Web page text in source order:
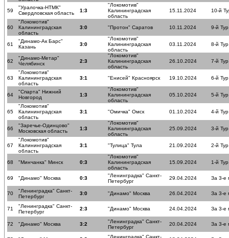
59
"Уралочка-НТМК"
Свердловская область
1:3
"Локомотив"
Калининградская
область
15.11.2024 10-й
60
"Локомотив"
Калининградская
область
3:0 "Протон" Саратов 10.11.2024 9-й Тур
61
"Динамо-Ак Барс"
Казань
3:0
"Локомотив"
Калининградская
область
03.11.2024 8-й Тур
62
"Динамо-Метар"
Челябинск
2:3
"Локомотив"
Калининградская
область
26.10.2024 7-й Тур
63
"Локомотив"
Калининградская
область
3:1 "Енисей" Красноярск 19.10.2024 6-й Тур
64
"Спарта" Нижний
Новгород
1:3
"Локомотив"
Калининградская
область
05.10.2024 5-й Тур
65
"Локомотив"
Калининградская
область
3:1 "Омичка" Омск 01.10.2024 4-й Тур
66
"Заречье-Одинцово"
Московская область
1:3
"Локомотив"
Калининградская
область
25.09.2024 3-й Тур
67
"Локомотив"
Калининградская
область
3:1 "Тулица" Тула 21.09.2024 2-й Тур
68 "Минчанка" Минск 0:3
"Локомотив"
Калининградская
область
15.09.2024 1-й Тур
69 "Динамо" Москва 0:3
"Ленинградка" Санкт-
Петербург
29.04.2024 За 3-е
70
"Ленинградка" Санкт-
Петербург
3:0 "Динамо" Москва 26.04.2024 За 3-е
71
"Ленинградка" Санкт-
Петербург
2:3 "Динамо" Москва 24.04.2024 За 3-е
72 "Динамо" Москва 3:2
"Ленинградка" Санкт-
Петербург
20.04.2024 За 3-е
"Ленинградка" Санкт-